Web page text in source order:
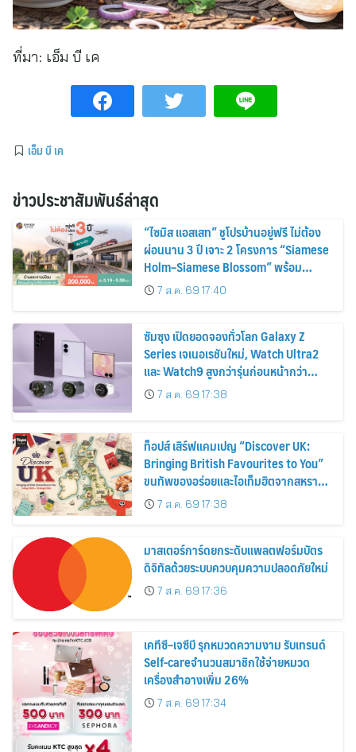
ที่มา: เอ็ม บี เค
เอ็ม บี เค
ข่าวประชาสัมพันธ์ล่าสุด
“ไซมิส แอสเสท” ชูโปรบ้านอยู่ฟรี ไม่ต้อง
ผ่อนนาน 3 ปี เจาะ 2 โครงการ “Siamese
Holm–Siamese Blossom” พร้อม
ส่วนลดและสิทธิพิเศษถึง 31 สิงหาคม
2569
7 ส.ค. 69 17:40
ซัมซุง เปิดยอดจองทั่วโลก Galaxy Z
Series เจเนอเรชันใหม่, Watch Ultra2
และ Watch9 สูงกว่ารุ่นก่อนหน้ากว่า
30%7 ส.ค. 69 17:38
ท็อปส์ เสิร์ฟแคมเปญ “Discover UK:
Bringing British Favourites to You”
ขนทัพของอร่อยและไอเท็มฮิตจากสหราช
อาณาจักร ส่งตรงถึงมือตั้งแต่วันนี้ – 18
สิงหาคมนี้
7 ส.ค. 69 17:38
มาสเตอร์การ์ดยกระดับแพลตฟอร์มบัตร
ดิจิทัลด้วยระบบควบคุมความปลอดภัยใหม่
7 ส.ค. 69 17:36
เคทีซี–เจซีบี รุกหมวดความงาม รับเทรนด์
Self-careจำนวนสมาชิกใช้จ่ายหมวด
เครื่องสำอางเพิ่ม 26%
7 ส.ค. 69 17:34